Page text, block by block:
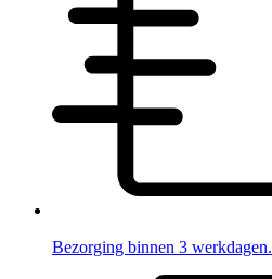
Bezorging binnen 3 werkdagen.